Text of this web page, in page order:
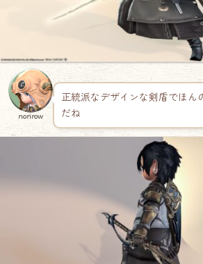
norirow
正統派なデザインな剣盾でほん
だね